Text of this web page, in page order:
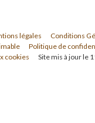
légales
Conditions
Politique de
cookies
Site mis à jour le